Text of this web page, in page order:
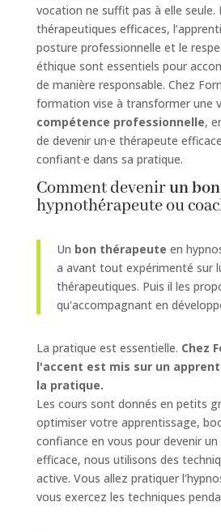
vocation ne suffit pas à elle seule.
thérapeutiques efficaces,
posture professionnelle et le
éthique sont essentiels pour
de manière responsable. Chez
formation vise à transformer une
compétence professionnelle,
de devenir un·e thérapeute
confiant·e dans sa pratique.
Comment devenirun bon
hypnothérapeute ou
Un bon thérapeute en
a avant tout expérimenté sur
thérapeutiques. Puis il les
qu'accompagnant en
La pratique est essentielle. Chez
l'accent est mis sur un
la pratique.
Les cours sont donnés en petits
optimiser votre apprentissage,
confiance en vous pour devenir
efficace, nous utilisons des
active. Vous allez pratiquer
vous exercez les techniques